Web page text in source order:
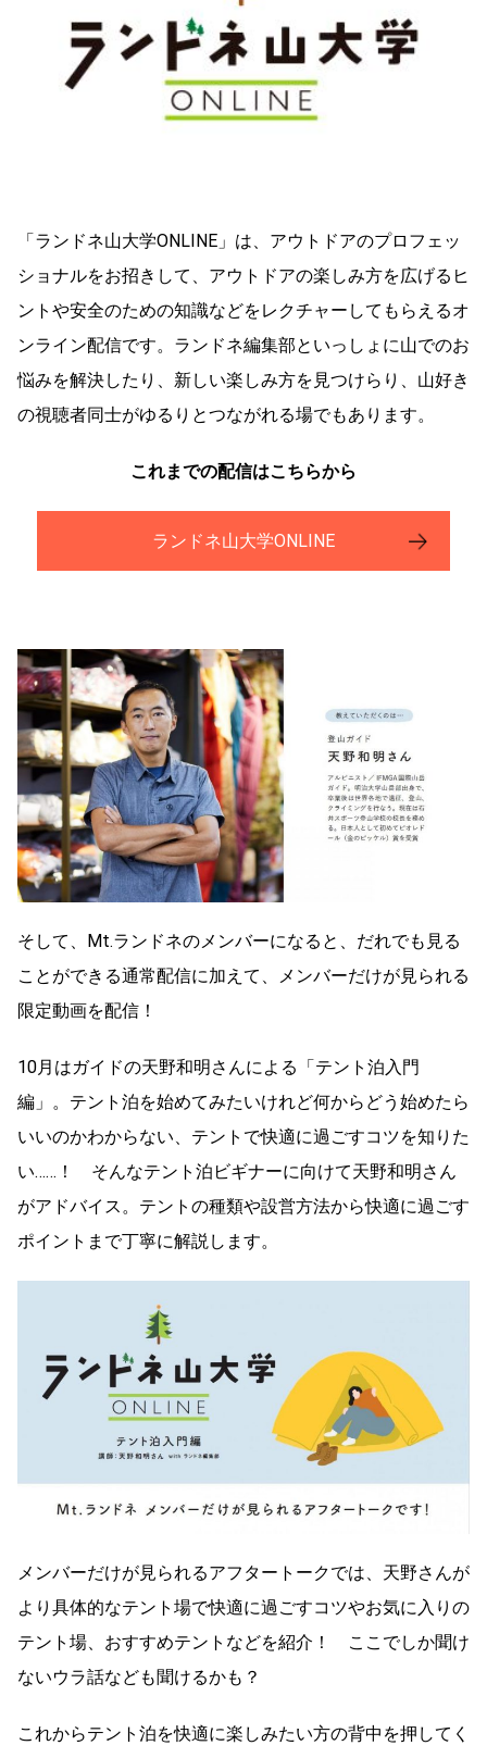
「ランドネ山大学ONLINE」は、アウトドアのプロフェッ
ショナルをお招きして、アウトドアの楽しみ方を広げるヒ
ントや安全のための知識などをレクチャーしてもらえるオ
ンライン配信です。ランドネ編集部といっしょに山でのお
悩みを解決したり、新しい楽しみ方を見つけらり、山好き
の視聴者同士がゆるりとつながれる場でもあります。
これまでの配信はこちらから
ランドネ山大学ONLINE
そして、Mt.ランドネのメンバーになると、だれでも見る
ことができる通常配信に加えて、メンバーだけが見られる
限定動画を配信！
10月はガイドの天野和明さんによる「テント泊入門
編」。テント泊を始めてみたいけれど何からどう始めたら
いいのかわからない、テントで快適に過ごすコツを知りた
い……！ そんなテント泊ビギナーに向けて天野和明さん
がアドバイス。テントの種類や設営方法から快適に過ごす
ポイントまで丁寧に解説します。
メンバーだけが見られるアフタートークでは、天野さんが
より具体的なテント場で快適に過ごすコツやお気に入りの
テント場、おすすめテントなどを紹介！ ここでしか聞け
ないウラ話なども聞けるかも？
これからテント泊を快適に楽しみたい方の背中を押してく